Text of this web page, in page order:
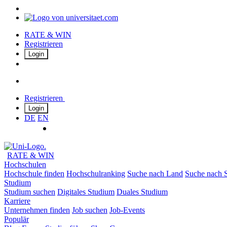
RATE & WIN
Registrieren
Login
Registrieren
Login
DE EN
RATE & WIN
Hochschulen
Hochschule finden Hochschulranking Suche nach Land Suche nach
Studium
Studium suchen Digitales Studium Duales Studium
Karriere
Unternehmen finden Job suchen Job-Events
Populär